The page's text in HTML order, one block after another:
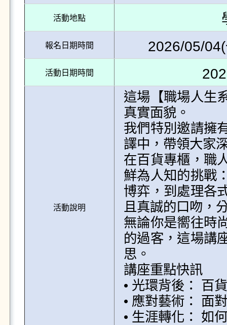
活動地點
報名日期時間 2026/05/
活動日期時間
活動說明
這場【職場人生
真實面貌。
我們特別邀請擁
譯中，帶領大家
在百貨專櫃，職
鮮為人知的挑戰
博弈，到處理各
且真誠的口吻，
無論你是嚮往時
的過客，這場講
思。
講座重點快訊
• 光環背後： 百
• 應對藝術： 面
• 生涯轉化： 如